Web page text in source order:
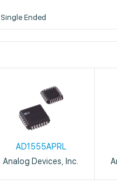
Single Ended
AD1555APRL
Analog Devices, Inc.